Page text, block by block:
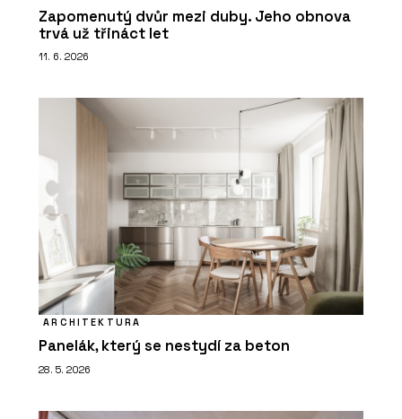
Zapomenutý dvůr mezi duby. Jeho obnova
trvá už třináct let
11. 6. 2026
ARCHITEKTURA
Panelák, který se nestydí za beton
28. 5. 2026